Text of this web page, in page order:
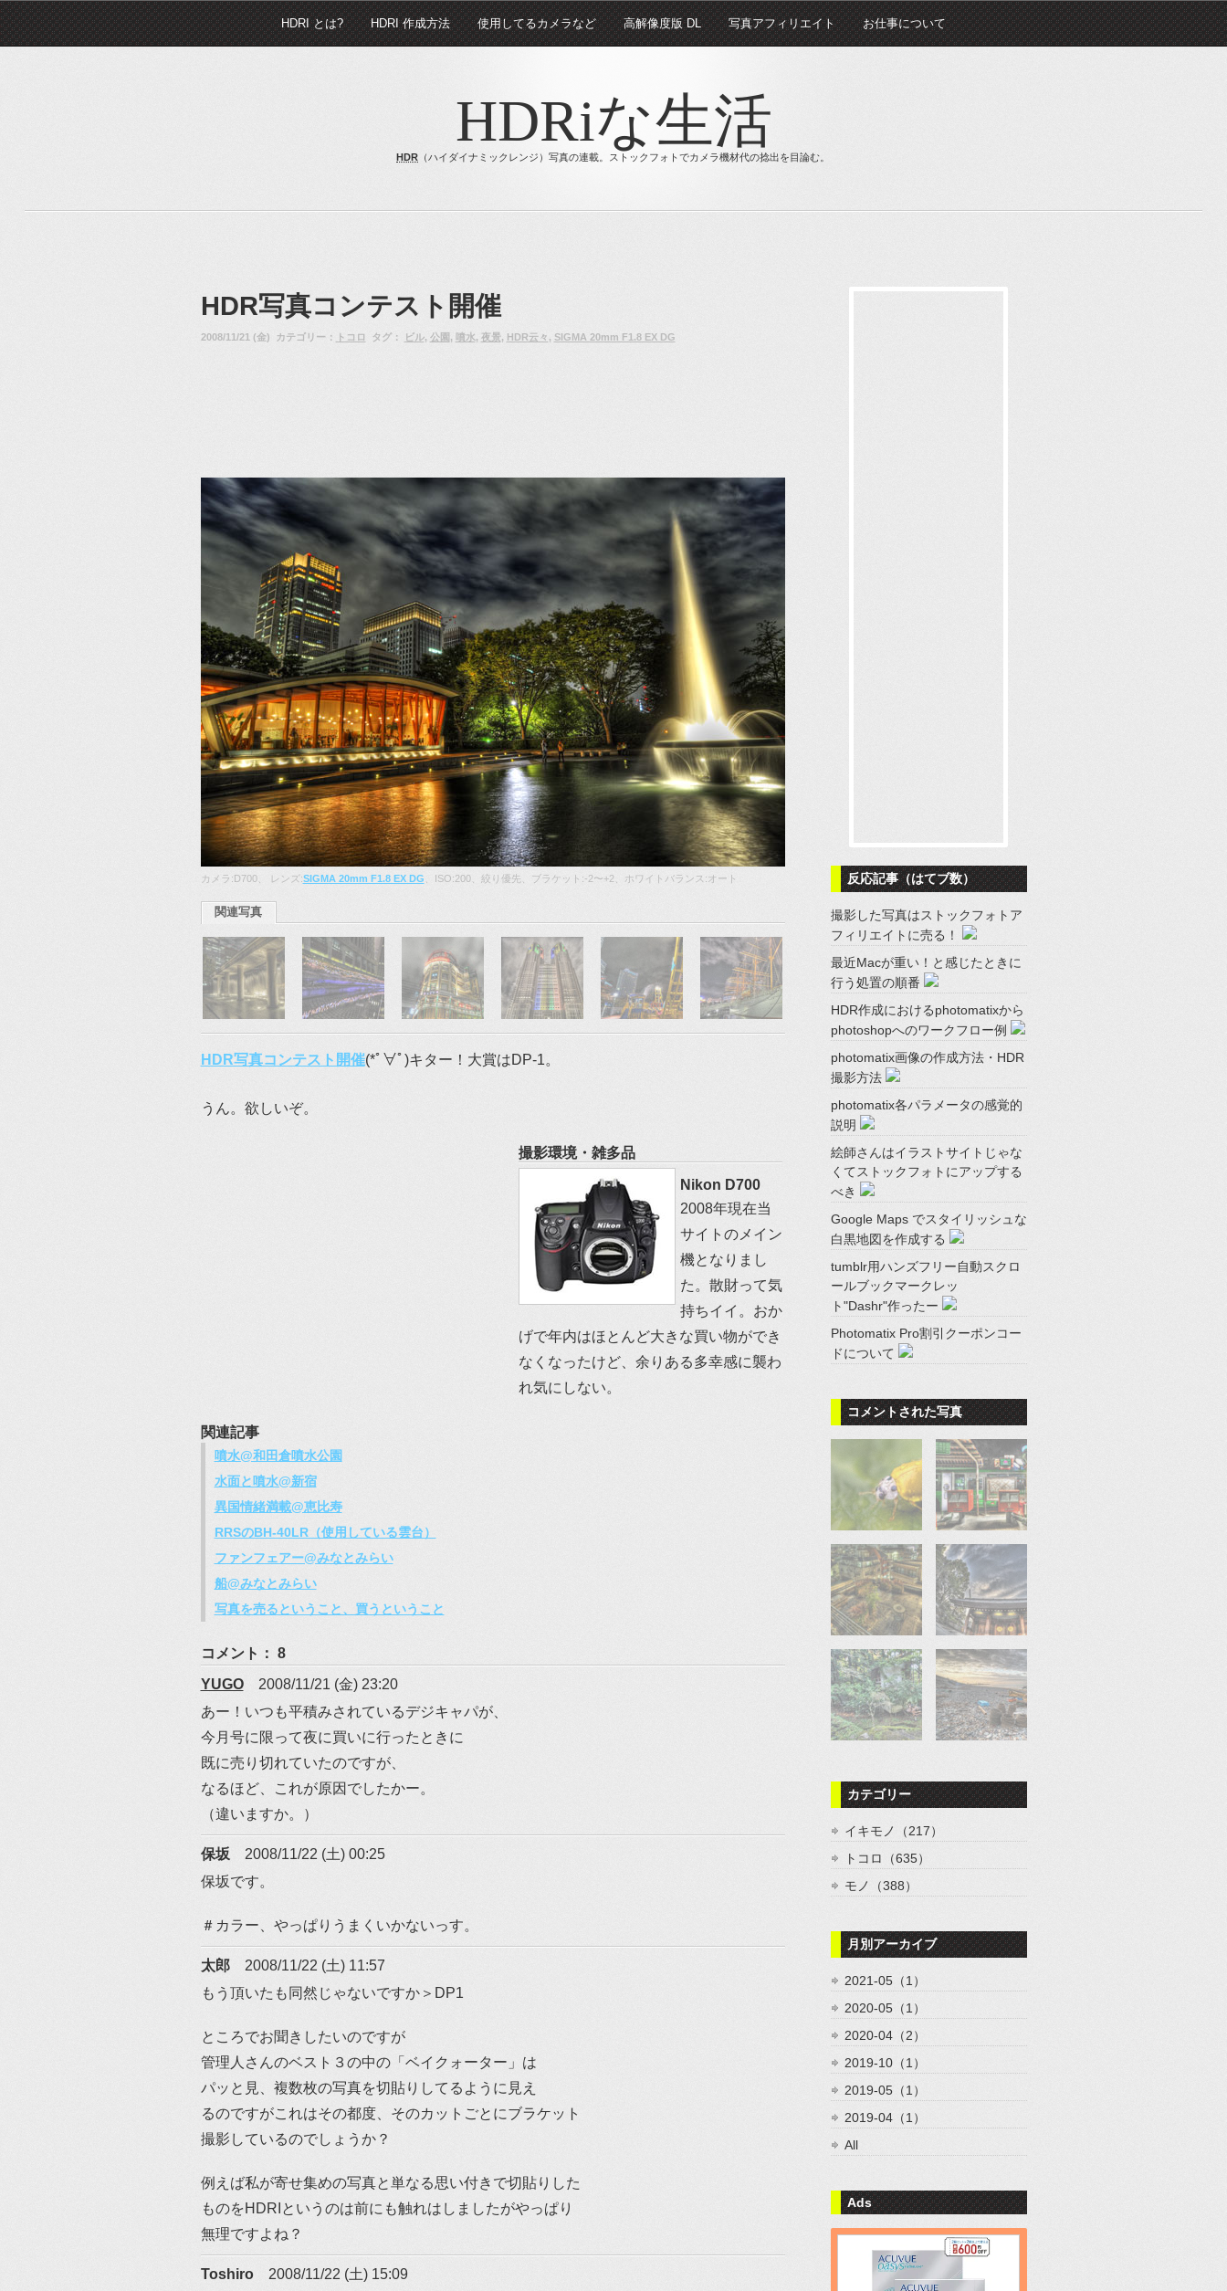
HDRI とは? HDRI 作成方法 使用してるカメラなど 高解像度版 DL 写真アフィリエイト お仕事について
HDRiな生活
HDR （ハイダイナミックレンジ）写真の連載。ストックフォトでカメラ機材代の捻出を目論む。
HDR写真コンテスト開催
2008/11/21 (金) カテゴリー： トコロ タグ： ビル, 公園 , 噴水, 夜景, HDR云々 , SIGMA 20mm F1.8 EX DG
カメラ:D700、 レンズ:SIGMA 20mm F1.8 EX DG 、ISO:200、絞り優先、ブラケット:-2〜+2、ホワイトバランス:オート
関連写真
HDR写真コンテスト開催(*ﾟ∀ﾟ)キター！大賞はDP-1。
うん。欲しいぞ。
撮影環境・雑多品
Nikon D700
2008年現在当
サイトのメイン
機となりまし
た。散財って気
持ちイイ。おか
げで年内はほとんど大きな買い物ができ
なくなったけど、余りある多幸感に襲わ
れ気にしない。
関連記事
噴水@和田倉噴水公園
水面と噴水@新宿
異国情緒満載@恵比寿
RRSのBH-40LR（使用している雲台）
ファンフェアー@みなとみらい
船@みなとみらい
写真を売るということ、買うということ
コメント： 8
YUGO
2008/11/21 (金) 23:20
あー！いつも平積みされているデジキャパが、
今月号に限って夜に買いに行ったときに
既に売り切れていたのですが、
なるほど、これが原因でしたかー。
（違いますか。）
保坂 2008/11/22 (土) 00:25
保坂です。
＃カラー、やっぱりうまくいかないっす。
太郎 2008/11/22 (土) 11:57
もう頂いたも同然じゃないですか＞DP1
ところでお聞きしたいのですが
管理人さんのベスト３の中の「ベイクォーター」は
パッと見、複数枚の写真を切貼りしてるように見え
るのですがこれはその都度、そのカットごとにブラケット
撮影しているのでしょうか？
例えば私が寄せ集めの写真と単なる思い付きで切貼りした
ものをHDRIというのは前にも触れはしましたがやっぱり
無理ですよね？
Toshiro 2008/11/22 (土) 15:09
反応記事（はてブ数）
撮影した写真はストックフォトア
フィリエイトに売る！
最近Macが重い！と感じたときに
行う処置の順番
HDR作成におけるphotomatixから
photoshopへのワークフロー例
photomatix画像の作成方法・HDR
撮影方法
photomatix各パラメータの感覚的
説明
絵師さんはイラストサイトじゃな
くてストックフォトにアップする
べき
Google Maps でスタイリッシュな
白黒地図を作成する
tumblr用ハンズフリー自動スクロ
ールブックマークレッ
ト"Dashr"作ったー
Photomatix Pro割引クーポンコー
ドについて
コメントされた写真
カテゴリー
イキモノ（217）
トコロ（635）
モノ（388）
月別アーカイブ
2021-05（1）
2020-05（1）
2020-04（2）
2019-10（1）
2019-05（1）
2019-04（1）
All
Ads